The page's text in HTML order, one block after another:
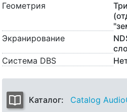
Геометрия
Экранирование
Система DBS
Каталог: Catalog